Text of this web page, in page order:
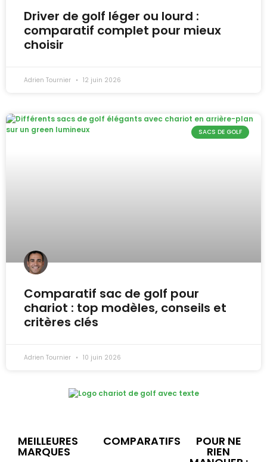
Driver de golf léger ou lourd :
comparatif complet pour mieux
choisir
Adrien Tournier 12 juin 2026
SACS DE GOLF
Comparatif sac de golf pour
chariot : top modèles, conseils et
critères clés
Adrien Tournier 10 juin 2026
MEILLEURES
MARQUES
COMPARATIFS POUR NE
RIEN